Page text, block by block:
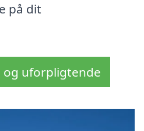
på dit
og uforpligtende